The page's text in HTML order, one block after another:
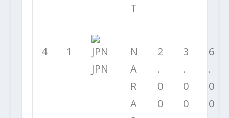
T
4
1
JPN
N
A
R
A
2
.
0
0
3
.
0
0
6
.
0
0